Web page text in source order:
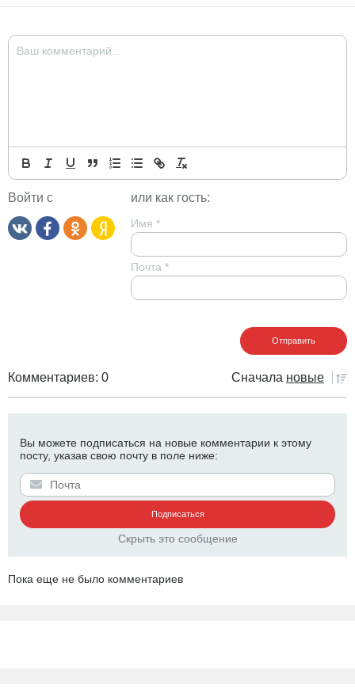
Войти с или как гость:
Имя *
Почта *
Комментариев: 0 Сначала новые
Вы можете подписаться на новые комментарии к этому
посту, указав свою почту в поле ниже:
Скрыть это сообщение
Пока еще не было комментариев